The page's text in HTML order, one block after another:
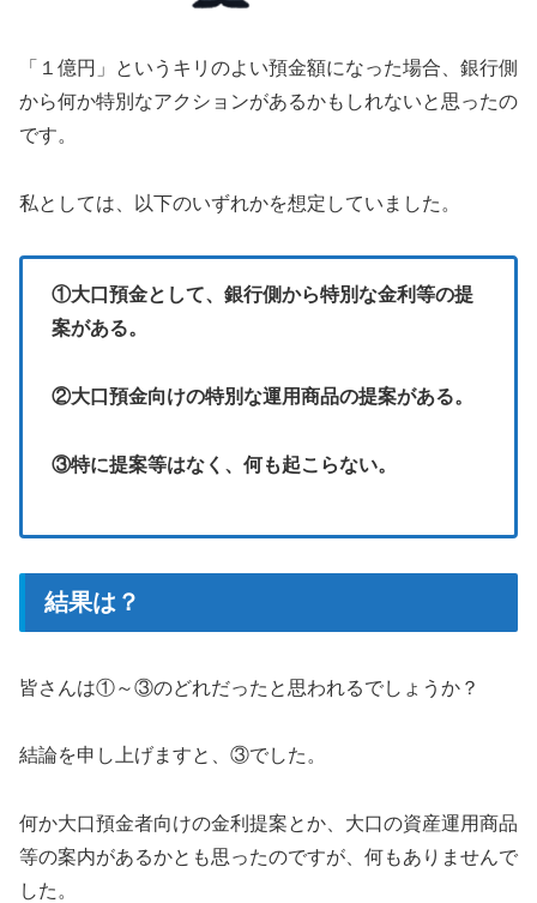
「１億円」というキリのよい預金額になった場合、銀行側
から何か特別なアクションがあるかもしれないと思ったの
です。
私としては、以下のいずれかを想定していました。
①大口預金として、銀行側から特別な金利等の提
案がある。
②大口預金向けの特別な運用商品の提案がある。
③特に提案等はなく、何も起こらない。
結果は？
皆さんは①～③のどれだったと思われるでしょうか？
結論を申し上げますと、③でした。
何か大口預金者向けの金利提案とか、大口の資産運用商品
等の案内があるかとも思ったのですが、何もありませんで
した。